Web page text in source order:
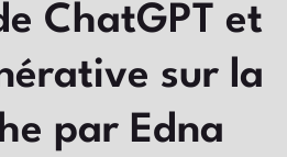
ChatGPT et
sur la
par Edna